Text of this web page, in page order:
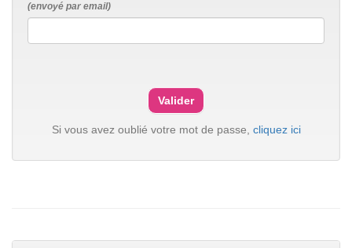
(envoyé par email)
Si vous avez oublié votre mot de passe, cliquez ici